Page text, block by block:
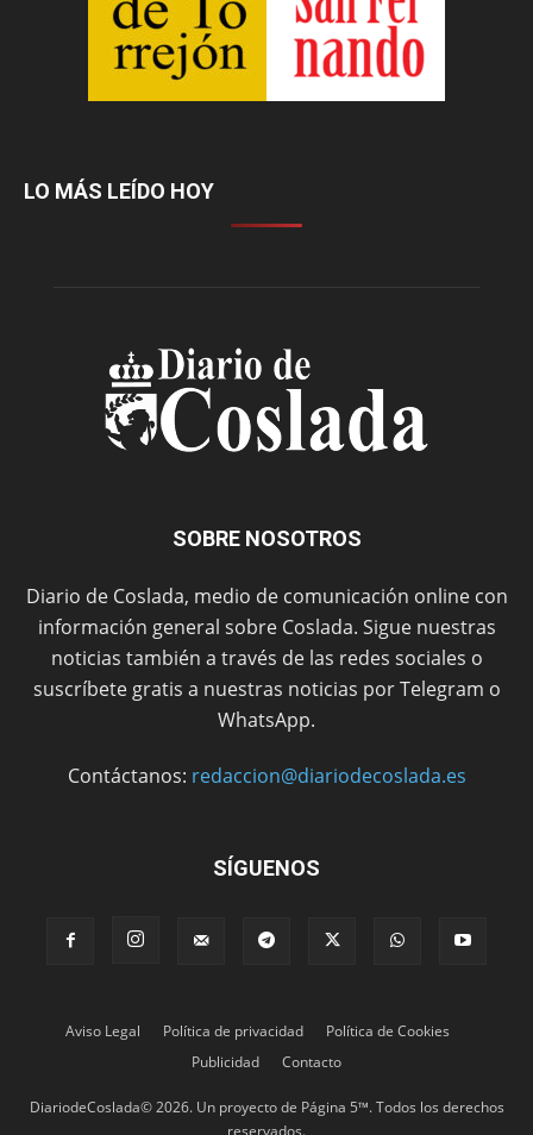
LO MÁS LEÍDO HOY
SOBRE NOSOTROS
Diario de Coslada, medio de comunicación online con
información general sobre Coslada. Sigue nuestras
noticias también a través de las redes sociales o
suscríbete gratis a nuestras noticias por Telegram o
WhatsApp.
Contáctanos: redaccion@diariodecoslada.es
SÍGUENOS
Aviso Legal Política de privacidad
Política de Cookies
Publicidad
Contacto
DiariodeCoslada© 2026. Un proyecto de Página 5™. Todos los derechos